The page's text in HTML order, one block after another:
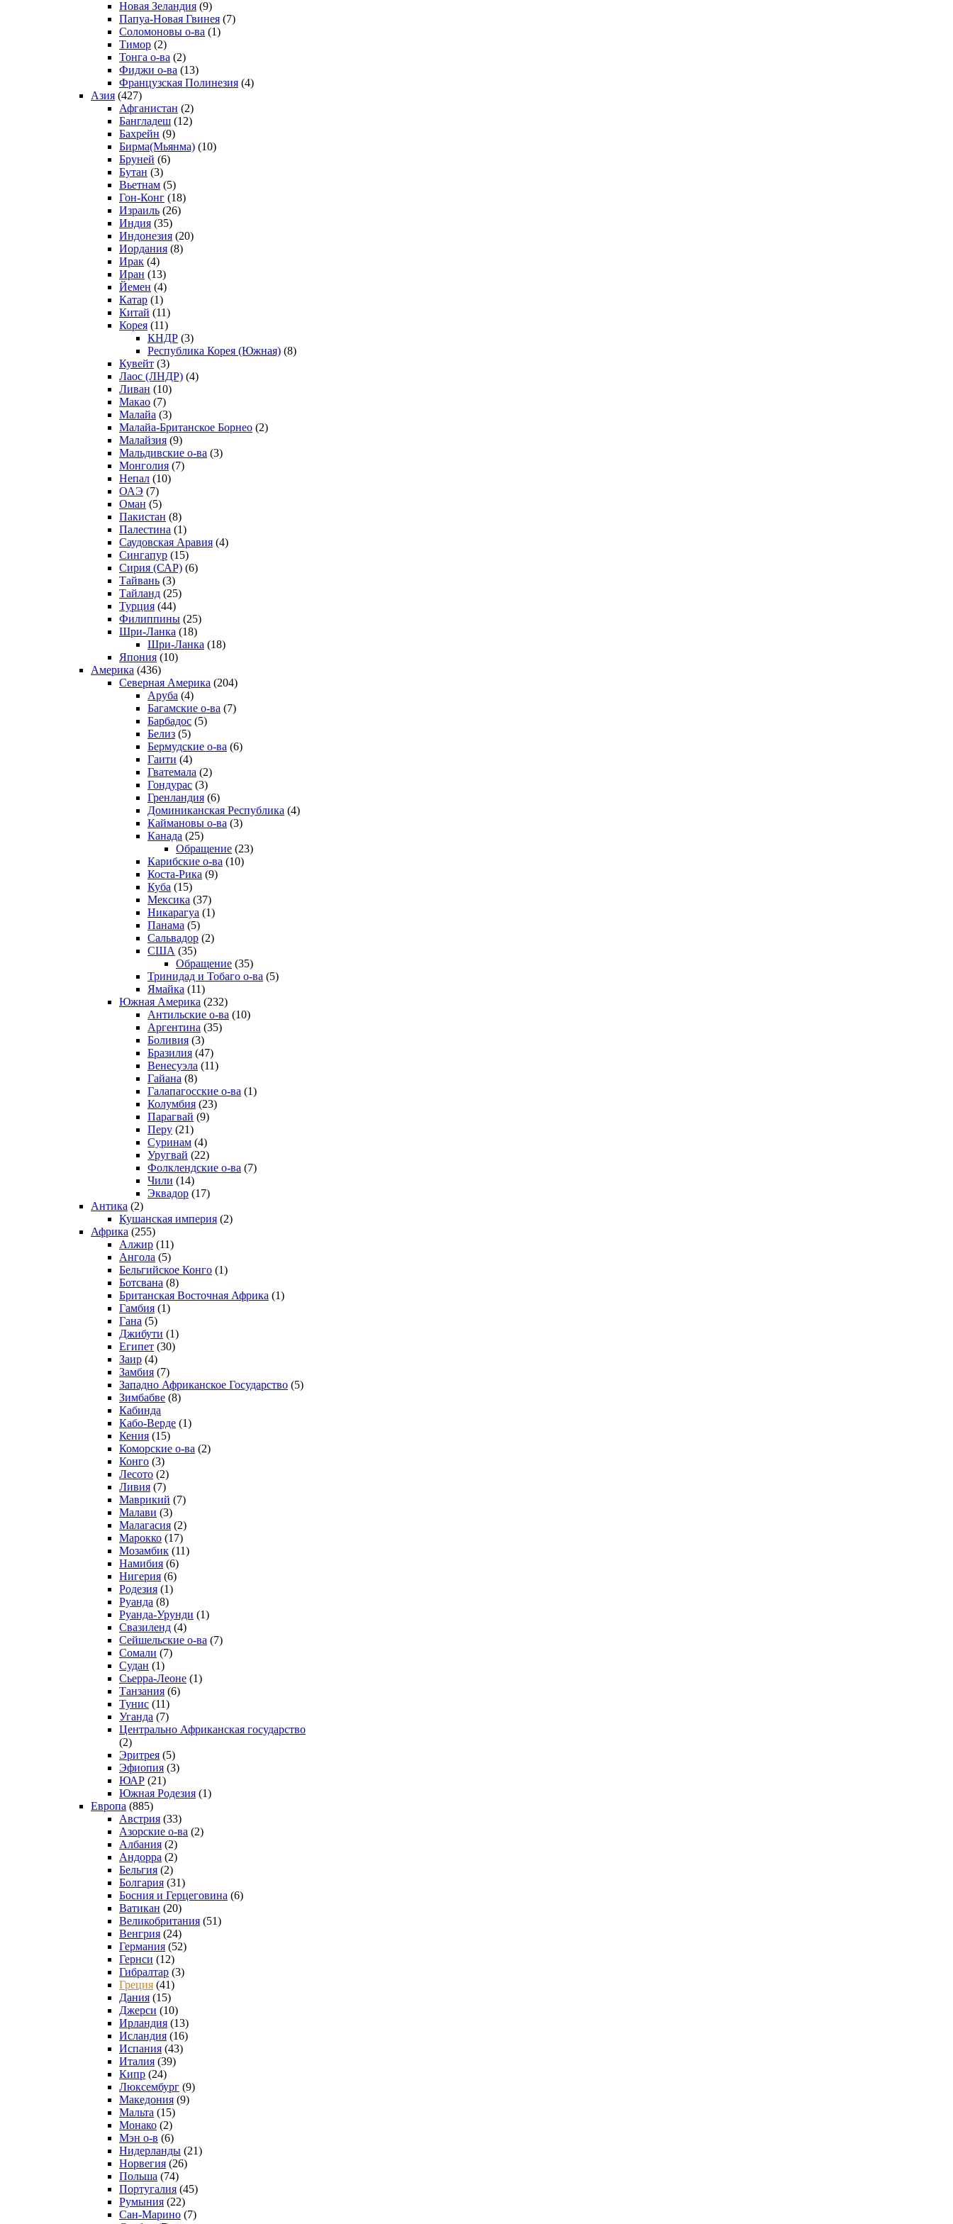
Новая Зеландия (9)
Папуа-Новая Гвинея (7)
Соломоновы о-ва (1)
Тимор (2)
Тонга о-ва (2)
Фиджи о-ва (13)
Французская Полинезия (4)
Азия (427)
Афганистан (2)
Бангладеш (12)
Бахрейн (9)
Бирма(Мьянма) (10)
Бруней (6)
Бутан (3)
Вьетнам (5)
Гон-Конг (18)
Израиль (26)
Индия (35)
Индонезия (20)
Иордания (8)
Ирак (4)
Иран (13)
Йемен (4)
Катар (1)
Китай (11)
Корея (11)
КНДР (3)
Республика Корея (Южная) (8)
Кувейт (3)
Лаос (ЛНДР) (4)
Ливан (10)
Макао (7)
Малайа (3)
Малайа-Британское Борнео (2)
Малайзия (9)
Мальдивские о-ва (3)
Монголия (7)
Непал (10)
ОАЭ (7)
Оман (5)
Пакистан (8)
Палестина (1)
Саудовская Аравия (4)
Сингапур (15)
Сирия (САР) (6)
Тайвань (3)
Тайланд (25)
Турция (44)
Филиппины (25)
Шри-Ланка (18)
Шри-Ланка (18)
Япония (10)
Америка (436)
Северная Америка (204)
Аруба (4)
Багамские о-ва (7)
Барбадос (5)
Белиз (5)
Бермудские о-ва (6)
Гаити (4)
Гватемала (2)
Гондурас (3)
Гренландия (6)
Доминиканская Республика (4)
Каймановы о-ва (3)
Канада (25)
Обращение (23)
Карибские о-ва (10)
Коста-Рика (9)
Куба (15)
Мексика (37)
Никарагуа (1)
Панама (5)
Сальвадор (2)
США (35)
Обращение (35)
Тринидад и Тобаго о-ва (5)
Ямайка (11)
Южная Америка (232)
Антильские о-ва (10)
Аргентина (35)
Боливия (3)
Бразилия (47)
Венесуэла (11)
Гайана (8)
Галапагосские о-ва (1)
Колумбия (23)
Парагвай (9)
Перу (21)
Суринам (4)
Уругвай (22)
Фолклендские о-ва (7)
Чили (14)
Эквадор (17)
Антика (2)
Кушанская империя (2)
Африка (255)
Алжир (11)
Ангола (5)
Бельгийское Конго (1)
Ботсвана (8)
Британская Восточная Африка (1)
Гамбия (1)
Гана (5)
Джибути (1)
Египет (30)
Заир (4)
Замбия (7)
Западно Африканское Государство (5)
Зимбабве (8)
Кабинда
Кабо-Верде (1)
Кения (15)
Коморские о-ва (2)
Конго (3)
Лесото (2)
Ливия (7)
Маврикий (7)
Малави (3)
Малагасия (2)
Марокко (17)
Мозамбик (11)
Намибия (6)
Нигерия (6)
Родезия (1)
Руанда (8)
Руанда-Урунди (1)
Свазиленд (4)
Сейшельские о-ва (7)
Сомали (7)
Судан (1)
Сьерра-Леоне (1)
Танзания (6)
Тунис (11)
Уганда (7)
Центрально Африканская государство
(2)
Эритрея (5)
Эфиопия (3)
ЮАР (21)
Южная Родезия (1)
Европа (885)
Австрия (33)
Азорские о-ва (2)
Албания (2)
Андорра (2)
Бельгия (2)
Болгария (31)
Босния и Герцеговина (6)
Ватикан (20)
Великобритания (51)
Венгрия (24)
Германия (52)
Гернси (12)
Гибралтар (3)
Греция (41)
Дания (15)
Джерси (10)
Ирландия (13)
Исландия (16)
Испания (43)
Италия (39)
Кипр (24)
Люксембург (9)
Македония (9)
Мальта (15)
Монако (2)
Мэн о-в (6)
Нидерланды (21)
Норвегия (26)
Польша (74)
Португалия (45)
Румыния (22)
Сан-Марино (7)